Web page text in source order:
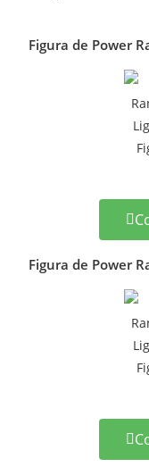
Figura de Power
Figura de Power